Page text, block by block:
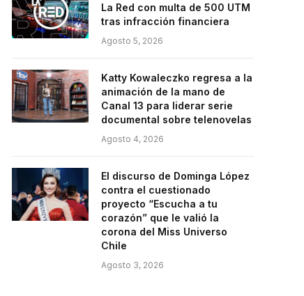
La Red con multa de 500 UTM
tras infracción financiera
Agosto 5, 2026
Katty Kowaleczko regresa a la
animación de la mano de
Canal 13 para liderar serie
documental sobre telenovelas
Agosto 4, 2026
El discurso de Dominga López
contra el cuestionado
proyecto “Escucha a tu
corazón” que le valió la
corona del Miss Universo
Chile
Agosto 3, 2026